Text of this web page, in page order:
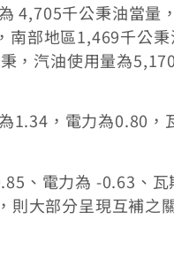
4,705千公秉油當量
部地區1,469千公
，汽油使用量為
1.34，電力為0.80，
、電力為 -0.63、
則大部分呈現互補之